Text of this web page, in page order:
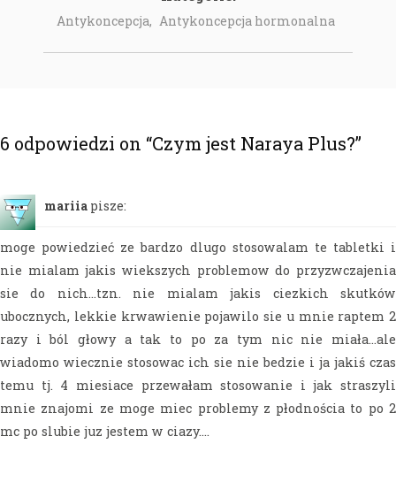
Antykoncepcja, Antykoncepcja hormonalna
6 odpowiedzi on “Czym jest Naraya Plus?”
mariia pisze:
moge powiedzieć ze bardzo dlugo stosowalam te tabletki i
nie mialam jakis wiekszych problemow do przyzwczajenia
sie do nich…tzn. nie mialam jakis ciezkich skutków
ubocznych, lekkie krwawienie pojawilo sie u mnie raptem 2
razy i ból głowy a tak to po za tym nic nie miała…ale
wiadomo wiecznie stosowac ich sie nie bedzie i ja jakiś czas
temu tj. 4 miesiace przewałam stosowanie i jak straszyli
mnie znajomi ze moge miec problemy z płodnościa to po 2
mc po slubie juz jestem w ciazy….